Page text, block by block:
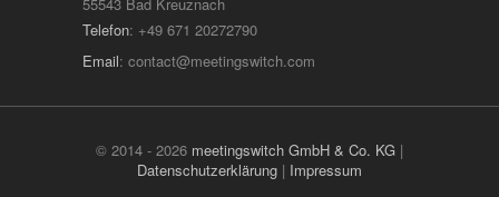
Telefon: +49 671 20272790
Email: contact@meetingswitch.com
© 2014 - 2026 meetingswitch GmbH & Co. KG |
Datenschutzerklärung | Impressum